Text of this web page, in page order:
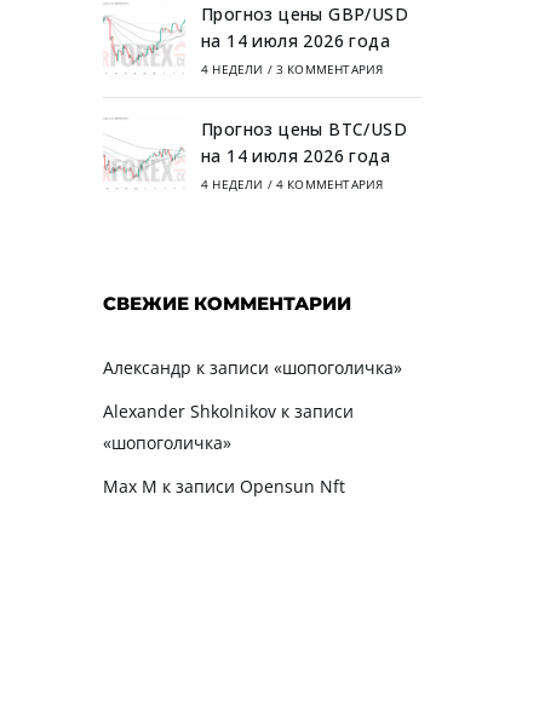
Прогноз цены GBP/USD
на 14 июля 2026 года
4 НЕДЕЛИ / 3 КОММЕНТАРИЯ
Прогноз цены BTC/USD
на 14 июля 2026 года
4 НЕДЕЛИ / 4 КОММЕНТАРИЯ
СВЕЖИЕ КОММЕНТАРИИ
Александр к записи «шопоголичка»
Alexander Shkolnikovк записи
«шопоголичка»
Max M к записи Opensun Nft